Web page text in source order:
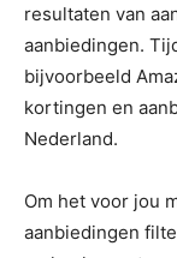
resultaten van
aanbiedingen.
bijvoorbeeld
kortingen en
Nederland.
Om het voor jou
aanbiedingen